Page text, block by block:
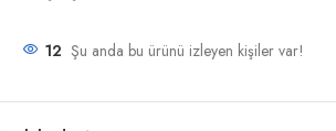
12 Şu anda bu ürünü izleyen kişiler var!